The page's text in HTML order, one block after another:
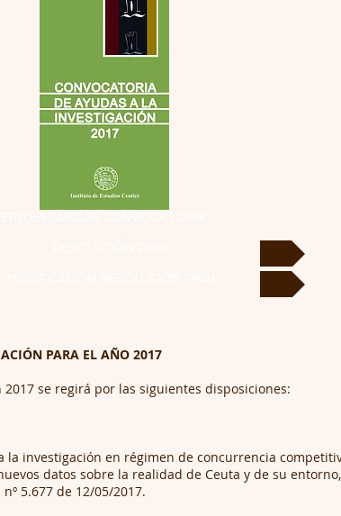
PARA EL AÑO 2017
se regirá por las siguientes disposiciones:
la investigación en régimen de concurrencia
datos sobre la realidad de Ceuta y de su
5.677 de 12/05/2017.